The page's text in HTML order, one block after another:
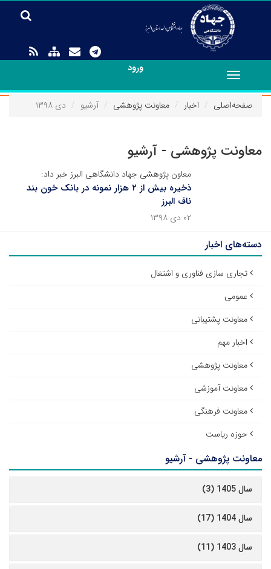
ورود
Toggle
navigation
صفحه‌اصلی
اخبار معاونت پژوهشی آرشیو دی ۱۳۹۸
معاونت پژوهشی - آرشیو
معاون پژوهشی جهاد دانشگاهی البرز خبر داد:
ذخیره بیش از ۲ هزار نمونه در بانک خون بند
ناف البرز
۰۲ دی ۱۳۹۸
دسته‌های اخبار
تجاری سازی فناوری و اشتغال
عمومی
معاونت پشتیبانی
اخبار مهم
معاونت پژوهشی
معاونت آموزشی
معاونت فرهنگی
حوزه ریاست
معاونت پژوهشی - آرشیو
سال 1405 (3)
سال 1404 (17)
سال 1403 (11)